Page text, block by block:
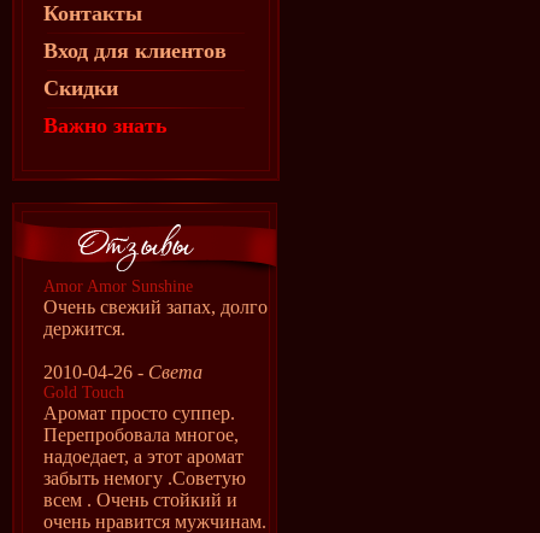
Контакты
Вход для клиентов
Скидки
Важно знать
Amor Amor Sunshine
Очень свежий запах, долго
держится.
2010-04-26 - Света
Gold Touch
Аромат просто суппер.
Перепробовала многое,
надоедает, а этот аромат
забыть немогу .Советую
всем . Очень стойкий и
очень нравится мужчинам.